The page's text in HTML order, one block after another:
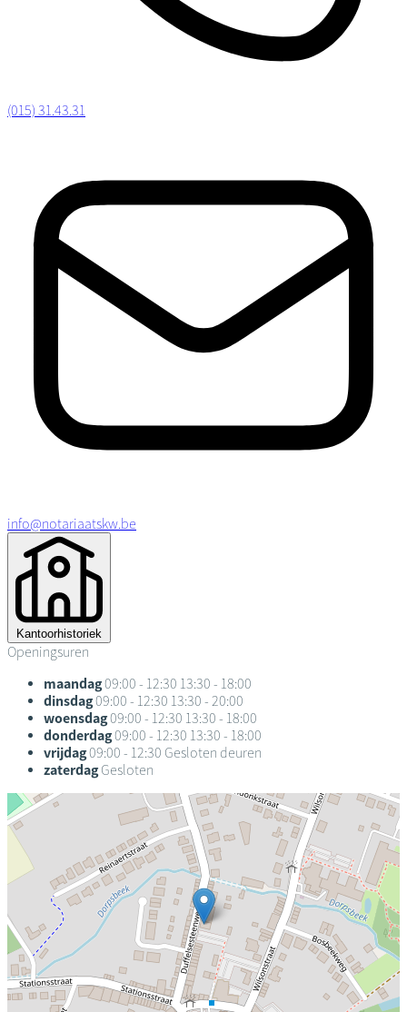
(015) 31.43.31
info@notariaatskw.be
Kantoorhistoriek
Openingsuren
maandag09:00 - 12:30 13:30 - 18:00
dinsdag09:00 - 12:30 13:30 - 20:00
woensdag09:00 - 12:30 13:30 - 18:00
donderdag09:00 - 12:30 13:30 - 18:00
vrijdag09:00 - 12:30 Gesloten deuren
zaterdag Gesloten